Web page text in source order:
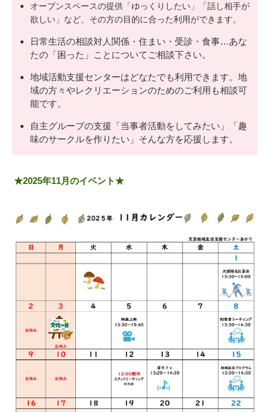
オープンスペースの提供「ゆっくりしたい」「話し相手が
欲しい」など、 その方の目的に合った利用ができます。
日常生活の相談対人関係・住まい・受診・食事…あな
たの「困った」ことについてご相談下さい。
地域活動支援センターはどなたでも利用できます。地
域の方々やレクリエーションのためのご利用も相談可
能です。
自主グループの支援「当事者活動をしてみたい」「趣
味のサークルを作りたい」そんな方を応援します。
★2025年11月のイベント★